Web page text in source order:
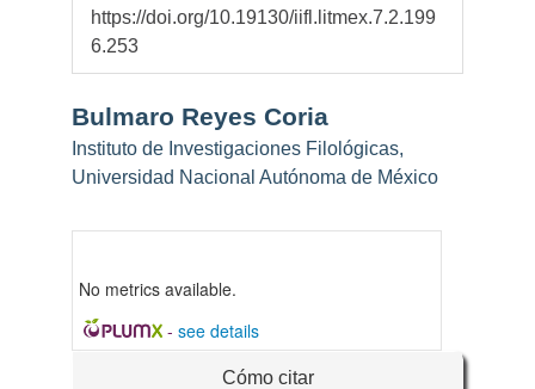
https://doi.org/10.19130/iifl.litmex.7.2.199
6.253
Contenido
principal
del
Bulmaro Reyes Coria
Instituto de Investigaciones Filológicas,
Universidad Nacional Autónoma de México
No metrics available.
- see details
Cómo citar